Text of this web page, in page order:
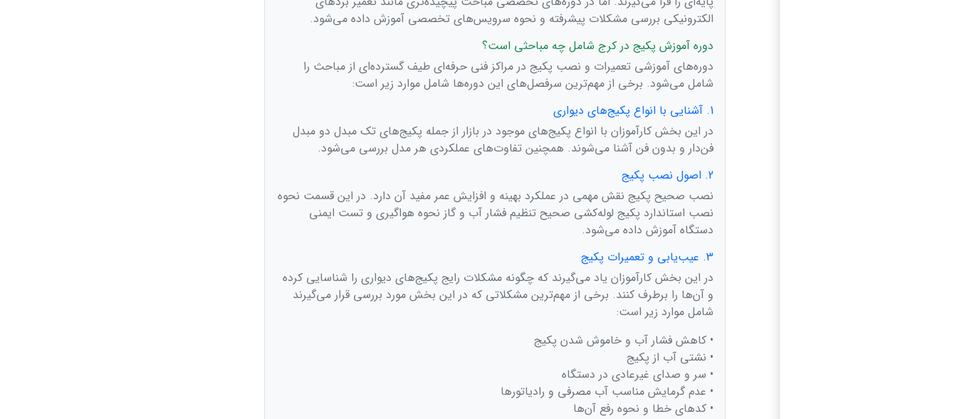
الکترونیکی بررسی مشکلات پیشرفته و نحوه سرویس‌های تخصصی آموزش داده می‌شود.
دوره آموزش پکیج در کرج شامل چه مباحثی است؟
دوره‌های آموزشی تعمیرات و نصب پکیج در مراکز فنی حرفه‌ای طیف گسترده‌ای از مباحث را
شامل می‌شود. برخی از مهم‌ترین سرفصل‌های این دوره‌ها شامل موارد زیر است:
1. آشنایی با انواع پکیج‌های دیواری
در این بخش کارآموزان با انواع پکیج‌های موجود در بازار از جمله پکیج‌های تک مبدل دو مبدل
فن‌دار و بدون فن آشنا می‌شوند. همچنین تفاوت‌های عملکردی هر مدل بررسی می‌شود.
2. اصول نصب پکیج
نصب صحیح پکیج نقش مهمی در عملکرد بهینه و افزایش عمر مفید آن دارد. در این قسمت نحوه
نصب استاندارد پکیج لوله‌کشی صحیح تنظیم فشار آب و گاز نحوه هواگیری و تست ایمنی
دستگاه آموزش داده می‌شود.
3. عیب‌یابی و تعمیرات پکیج
در این بخش کارآموزان یاد می‌گیرند که چگونه مشکلات رایج پکیج‌های دیواری را شناسایی کرده
و آن‌ها را برطرف کنند. برخی از مهم‌ترین مشکلاتی که در این بخش مورد بررسی قرار می‌گیرند
شامل موارد زیر است:
• کاهش فشار آب و خاموش شدن پکیج
• نشتی آب از پکیج
• سر و صدای غیرعادی در دستگاه
• عدم گرمایش مناسب آب مصرفی و رادیاتورها
• کدهای خطا و نحوه رفع آن‌ها